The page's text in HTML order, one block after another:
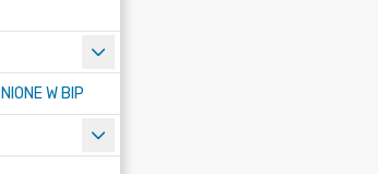
W BIP